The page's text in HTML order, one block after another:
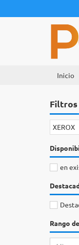
Inicio
Filtros
XEROX
en
Rango